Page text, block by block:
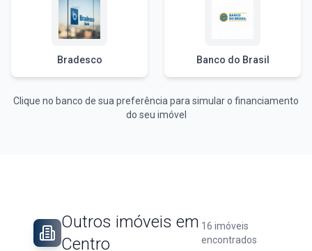
Bradesco Banco do Brasil
Clique no banco de sua preferência para simular o financiamento
do seu imóvel
Outros imóveis em
Centro
16 imóveis
encontrados